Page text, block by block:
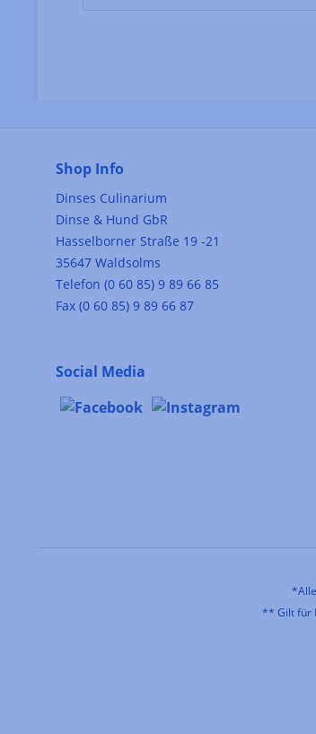
Shop Info
Dinses Culinarium
Dinse & Hund GbR
Hasselborner Straße 19 -21
35647 Waldsolms
Telefon (0 60 85) 9 89 66 85
Fax (0 60 85) 9 89 66 87
Social Media
** Gilt für